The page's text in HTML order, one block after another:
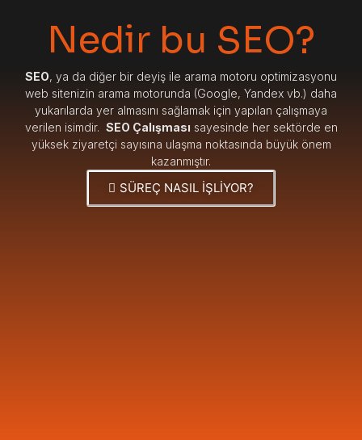
Nedir bu SEO?
SEO, ya da diğer bir deyiş ile arama motoru optimizasyonu
web sitenizin arama motorunda (Google, Yandex vb.) daha
yukarılarda yer almasını sağlamak için yapılan çalışmaya
verilen isimdir. SEO Çalışması sayesinde her sektörde en
yüksek ziyaretçi sayısına ulaşma noktasında büyük önem
kazanmıştır.
SÜREÇ NASIL İŞLİYOR?